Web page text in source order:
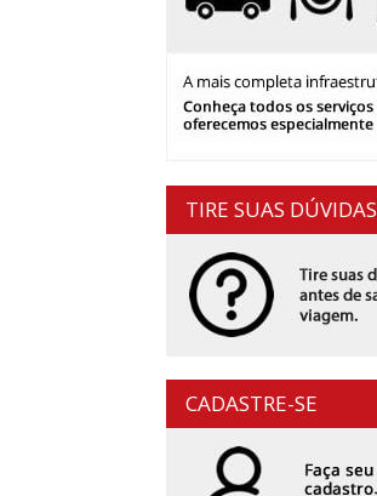
TIRE SUAS DÚVIDAS
CADASTRE-SE